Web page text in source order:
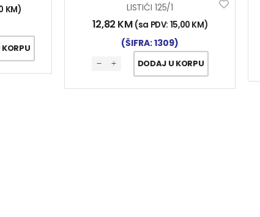
KM) LISTIĆI 125/1
12,82 KM (sa PDV: 15,00 KM)
(ŠIFRA: 1309)
DODAJ U KORPU